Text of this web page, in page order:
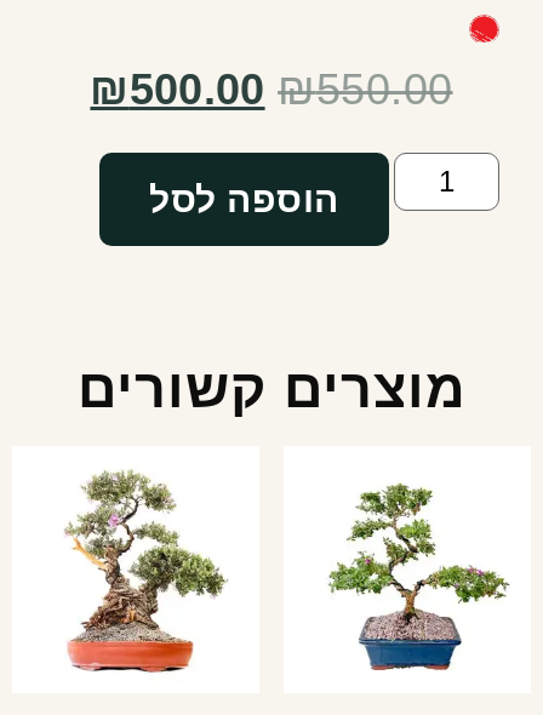
₪550.00
₪500.00
הוספה לסל
מוצרים קשורים